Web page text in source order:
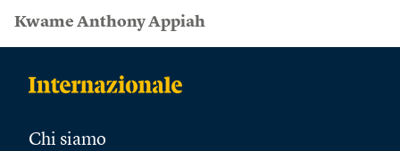
Kwame Anthony Appiah
Chi siamo